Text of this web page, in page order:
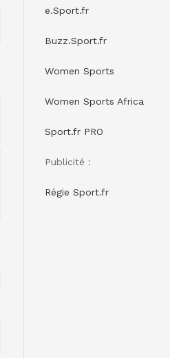
e.Sport.fr
Buzz.Sport.fr
Women Sports
Women Sports Africa
Sport.fr PRO
Publicité :
Régie Sport.fr